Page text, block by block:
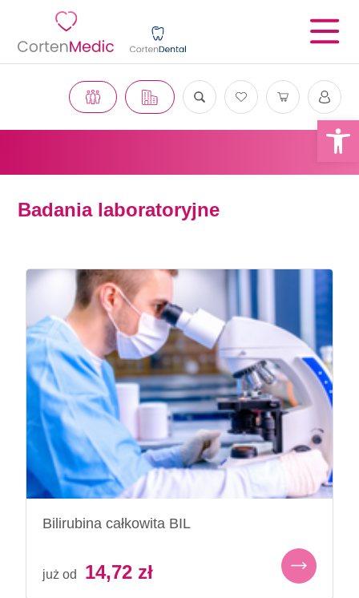
Badania laboratoryjne
Bilirubina całkowita BIL
już od 14,72 zł